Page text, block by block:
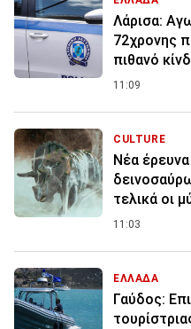
Λάρισα:
72χρονης
πιθανό
11:09
CULTURE
Νέα
τελικά οι
11:03
ΕΛΛΑΔΑ
Γαύδος: